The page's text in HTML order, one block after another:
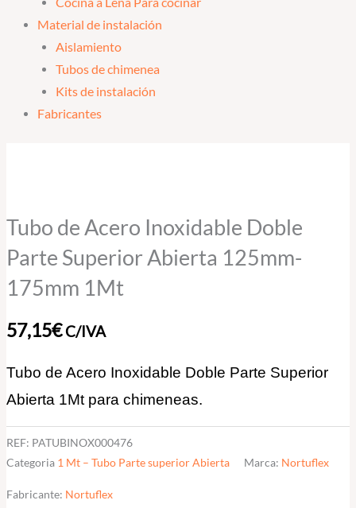
Material de instalación
Aislamiento
Tubos de chimenea
Kits de instalación
Fabricantes
Tubo de Acero Inoxidable Doble
Parte Superior Abierta 125mm-
175mm 1Mt
57,15€C/IVA
Tubo de Acero Inoxidable Doble Parte Superior
Abierta 1Mt para chimeneas.
REF: PATUBINOX000476
Categoria 1 Mt – Tubo Parte superior Abierta Marca: Nortuflex
Fabricante: Nortuflex
Inoxidable
Parte
Superior
125mm-
1Mt
cantidad